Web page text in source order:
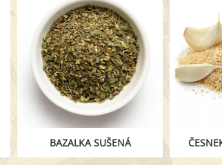
BAZALKA SUŠENÁ